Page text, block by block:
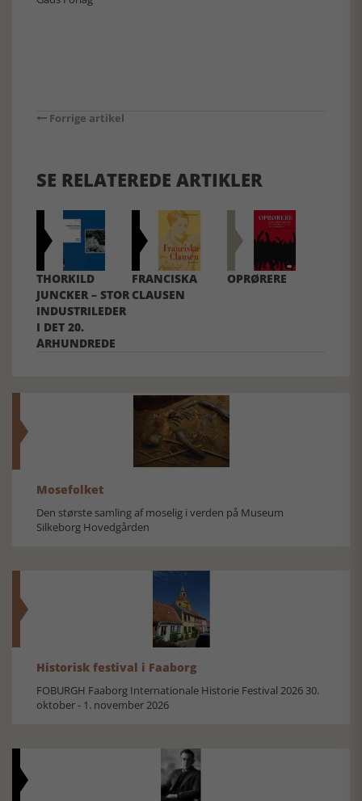
Forrige artikel
SE RELATEREDE ARTIKLER
THORKILD
JUNCKER – STOR
INDUSTRILEDER
I DET 20.
ÅRHUNDREDE
FRANCISKA
CLAUSEN
OPRØRERE
Mosefolket
Den største samling af moselig i verden på Museum
Silkeborg Hovedgården
Historisk festival i Faaborg
FOBURGH Faaborg Internationale Historie Festival 2026 30.
oktober - 1. november 2026